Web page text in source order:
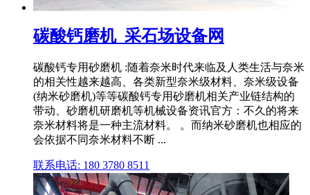
碳酸钙磨机_采石场设备网
碳酸钙专用砂磨机 :随着奈米时代来临及人类生活与奈米
的相关性越来越高、各类新型奈米级材料、奈米级设备
(纳米砂磨机)等等碳酸钙专用砂磨机相关产业链结构的
带动、砂磨机研磨机等机械设备资讯官方：不久的将来
奈米材料将是一种主流材料。 。而纳米砂磨机也相应的
会依据不同奈米材料不断 ...
联系电话: 180 3780 8511